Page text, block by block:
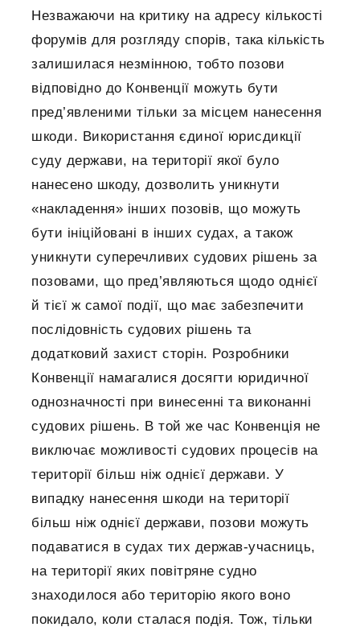
Незважаючи на критику на адресу кількості
форумів для розгляду спорів, така кількість
залишилася незмінною, тобто позови
відповідно до Конвенції можуть бути
пред’явленими тільки за місцем нанесення
шкоди. Використання єдиної юрисдикції
суду держави, на території якої було
нанесено шкоду, дозволить уникнути
«накладення» інших позовів, що можуть
бути ініційовані в інших судах, а також
уникнути суперечливих судових рішень за
позовами, що пред’являються щодо однієї
й тієї ж самої події, що має забезпечити
послідовність судових рішень та
додатковий захист сторін. Розробники
Конвенції намагалися досягти юридичної
однозначності при винесенні та виконанні
судових рішень. В той же час Конвенція не
виключає можливості судових процесів на
території більш ніж однієї держави. У
випадку нанесення шкоди на території
більш ніж однієї держави, позови можуть
подаватися в судах тих держав-учасниць,
на території яких повітряне судно
знаходилося або територію якого воно
покидало, коли сталася подія. Тож, тільки